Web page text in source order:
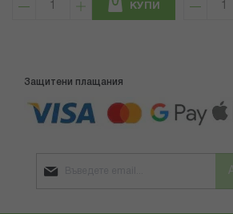
КУПИ
Защитени плащания